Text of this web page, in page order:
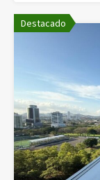
Destacado